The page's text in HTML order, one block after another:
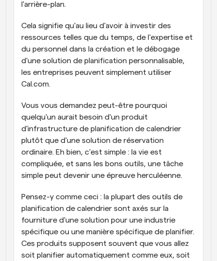
l'arrière-plan.
Cela signifie qu'au lieu d'avoir à investir des
ressources telles que du temps, de l'expertise et
du personnel dans la création et le débogage
d'une solution de planification personnalisable,
les entreprises peuvent simplement utiliser
Cal.com.
Vous vous demandez peut-être pourquoi
quelqu'un aurait besoin d'un produit
d'infrastructure de planification de calendrier
plutôt que d'une solution de réservation
ordinaire. Eh bien, c'est simple : la vie est
compliquée, et sans les bons outils, une tâche
simple peut devenir une épreuve herculéenne.
Pensez-y comme ceci : la plupart des outils de
planification de calendrier sont axés sur la
fourniture d'une solution pour une industrie
spécifique ou une manière spécifique de planifier.
Ces produits supposent souvent que vous allez
soit planifier automatiquement comme eux, soit